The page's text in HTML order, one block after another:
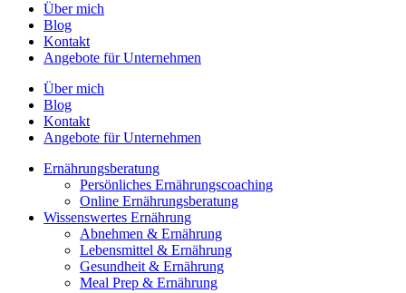
Über mich
Blog
Kontakt
Angebote für Unternehmen
Über mich
Blog
Kontakt
Angebote für Unternehmen
Ernährungsberatung
Persönliches Ernährungscoaching
Online Ernährungsberatung
Wissenswertes Ernährung
Abnehmen & Ernährung
Lebensmittel & Ernährung
Gesundheit & Ernährung
Meal Prep & Ernährung